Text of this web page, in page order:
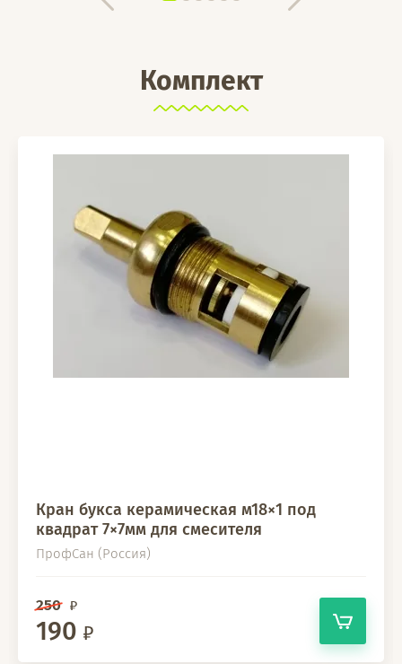
Комплект
Кран букса керамическая м18×1 под
квадрат 7×7мм для смесителя
ПрофСан (Россия)
250
190